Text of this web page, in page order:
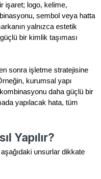
işaret; logo, kelime,
sembol veya hatta
yalnızca estetik
bir kimlik taşıması
sonra işletme stratejisine
kurumsal yapı
daha güçlü bir
yapılacak hata, tüm
Yapılır?
unsurlar dikkate